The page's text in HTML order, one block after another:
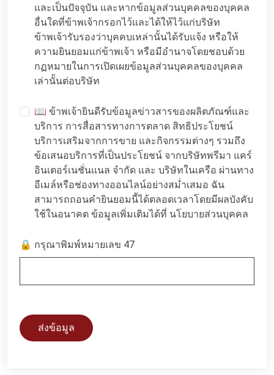
และเป็นปัจจุบัน และหากข้อมูลส่วนบุคคลของบุคคล
อื่นใดที่ข้าพเจ้ากรอกไว้และได้ให้ไว้แก่บริษัท
ข้าพเจ้ารับรองว่าบุคคบเหล่านั้นได้รับแจ้ง หรือให้
ความยินยอมแก่ข้าพเจ้า หรือมีอำนาจโดยชอบด้วย
กฏหมายในการเปิดเผยข้อมูลส่วนบุคคลของบุคคล
เล่านั้นต่อบริษัท
📖 ข้าพเจ้ายินดีรับข้อมูลข่าวสารของผลิตภัณฑ์และ
บริการ การสื่อสารทางการตลาด สิทธิประโยชน์
บริการเสริมจากการขาย และกิจกรรมต่างๆ รวมถึง
ข้อเสนอบริการที่เป็นประโยชน์ จากบริษัทพรีมา แคร์
อินเตอร์เนชั่นแนล จำกัด และ บริษัทในเครือ ผ่านทาง
อีเมล์หรือช่องทางออนไลน์อย่างสม่ำเสมอ ฉัน
สามารถถอนคำยินยอมนี้ได้ตลอดเวลาโดยมีผลบังคับ
ใช้ในอนาคต ข้อมูลเพิ่มเติมได้ที่ นโยบายส่วนบุคคล
🔒 กรุณาพิมพ์หมายเลข 47
ส่งข้อมูล